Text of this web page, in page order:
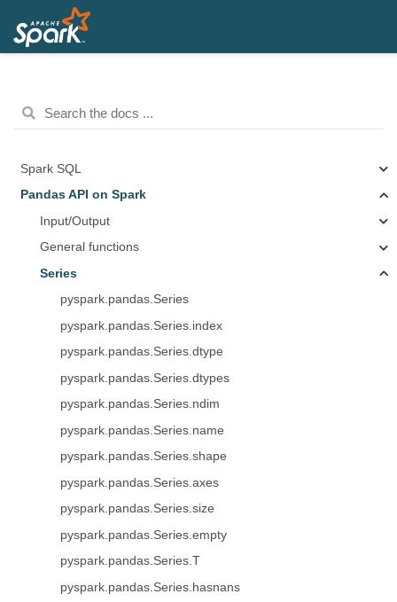
Spark SQL
Pandas API on Spark
Input/Output
General functions
Series
pyspark.pandas.Series
pyspark.pandas.Series.index
pyspark.pandas.Series.dtype
pyspark.pandas.Series.dtypes
pyspark.pandas.Series.ndim
pyspark.pandas.Series.name
pyspark.pandas.Series.shape
pyspark.pandas.Series.axes
pyspark.pandas.Series.size
pyspark.pandas.Series.empty
pyspark.pandas.Series.T
pyspark.pandas.Series.hasnans